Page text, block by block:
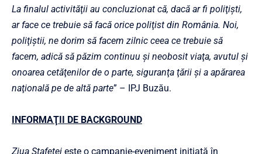
La finalul activităţii au concluzionat că, dacă ar fi poliţişti,
ar face ce trebuie să facă orice poliţist din România. Noi,
poliţiştii, ne dorim să facem zilnic ceea ce trebuie să
facem, adică să păzim continuu şi neobosit viaţa, avutul şi
onoarea cetăţenilor de o parte, siguranţa ţării şi a apărarea
naţională pe de altă parte” – IPJ Buzău.
INFORMAŢII DE BACKGROUND
Ziua Ștafetei este o campanie-eveniment inițiată în